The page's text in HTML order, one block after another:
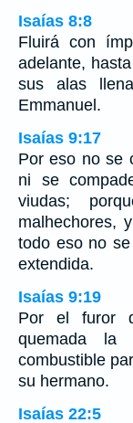
Isaías 8:8
Fluirá con
adelante,
sus alas
Emmanuel.
Isaías 9:17
Por eso no se
ni se
viudas;
malhechores,
todo eso no
extendida.
Isaías 9:19
Por el furor
quemada
combustible
su hermano.
Isaías 22:5